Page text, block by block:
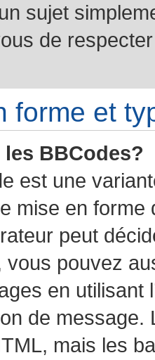
sujet
de
forme et
BBCodes?
est une
mise en forme
peut
vous pouvez
en utilisant
de message.
mais les